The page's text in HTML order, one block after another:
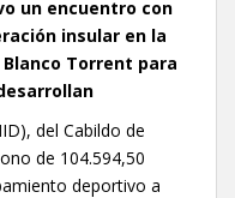
un encuentro con
insular en la
Blanco Torrent para
del Cabildo de
de 104.594,50
deportivo a